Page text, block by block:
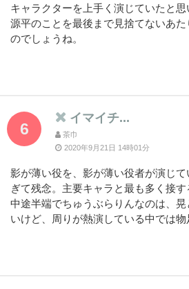
キャラクターを上手く演じていたと思
源平のことを最後まで見捨てないあ
のでしょうね。
6
イマイチ...
茶巾
2020年9月21日 14時01分
影が薄い役を、影が薄い役者が演じ
ぎて残念。主要キャラと最も多く接す
中途半端でちゅうぶらりんなのは、
いけど、周りが熱演している中では物